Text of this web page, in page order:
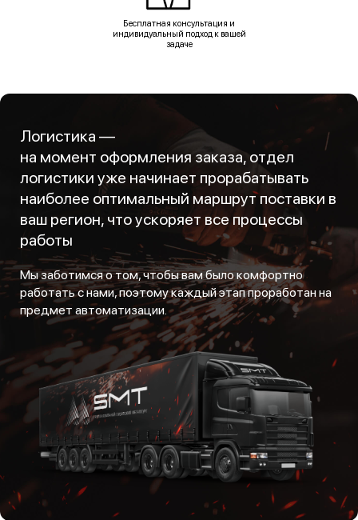
Бесплатная консультация и
индивидуальный подход к вашей
задаче
Логистика —
на момент оформления заказа, отдел
логистики уже начинает прорабатывать
наиболее оптимальный маршрут поставки в
ваш регион, что ускоряет все процессы
работы
Мы заботимся о том, чтобы вам было комфортно
работать с нами, поэтому каждый этап проработан на
предмет автоматизации.